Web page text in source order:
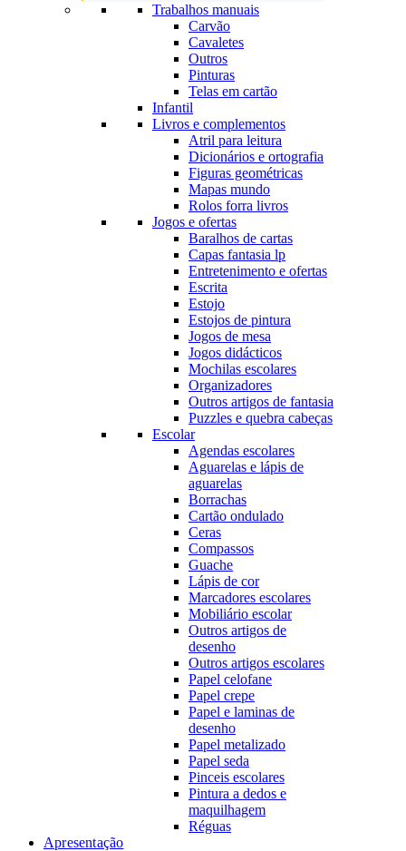
Trabalhos manuais
Carvão
Cavaletes
Outros
Pinturas
Telas em cartão
Infantil
Livros e complementos
Atril para leitura
Dicionários e ortografia
Figuras geométricas
Mapas mundo
Rolos forra livros
Jogos e ofertas
Baralhos de cartas
Capas fantasia lp
Entretenimento e ofertas
Escrita
Estojo
Estojos de pintura
Jogos de mesa
Jogos didácticos
Mochilas escolares
Organizadores
Outros artigos de fantasia
Puzzles e quebra cabeças
Escolar
Agendas escolares
Aguarelas e lápis de
aguarelas
Borrachas
Cartão ondulado
Ceras
Compassos
Guache
Lápis de cor
Marcadores escolares
Mobiliário escolar
Outros artigos de
desenho
Outros artigos escolares
Papel celofane
Papel crepe
Papel e laminas de
desenho
Papel metalizado
Papel seda
Pinceis escolares
Pintura a dedos e
maquilhagem
Réguas
Apresentação